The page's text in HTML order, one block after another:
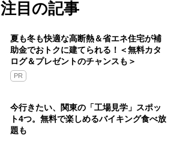
注目の記事
夏も冬も快適な高断熱＆省エネ住宅が補
助金でおトクに建てられる！＜無料カタ
ログ＆プレゼントのチャンスも＞
PR
今行きたい、関東の「工場見学」スポッ
ト4つ。無料で楽しめるバイキング食べ放
題も